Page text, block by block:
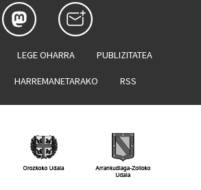
LEGE OHARRA PUBLIZITATEA
HARREMANETARAKO RSS